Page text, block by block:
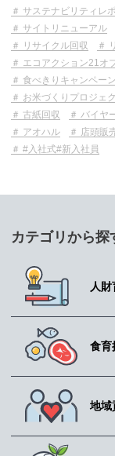
サステナビリティレ
サイトリニューアル
リサイクル回収
エコアクション21オ
食べきりキャンペーン
お米づくりプロジェ
古紙回収
バイヤ
アオハル
店頭販
#入社式#新入社員
カテゴリから探
人
食育
地域